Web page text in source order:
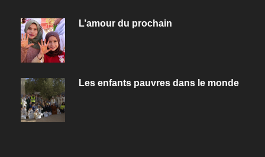
L’amour du prochain
Les enfants pauvres dans le monde